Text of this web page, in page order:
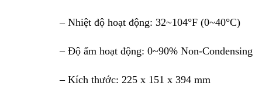
– Nhiệt độ hoạt động: 32~104°F (0~40°C)
– Độ ẩm hoạt động: 0~90% Non-Condensing
– Kích thước: 225 x 151 x 394 mm